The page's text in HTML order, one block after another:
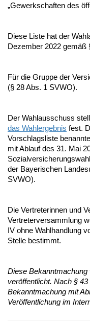
„Gewerkschaften des
Diese Liste hat der
Dezember 2022 gemäß
Für die Gruppe der
(§ 28 Abs. 1 SVWO).
Der Wahlausschuss
das Wahlergebnis fest.
Vorschlagsliste
mit Ablauf des 31. Mai
der Bayerischen
SVWO).
Die Vertreterinnen und
Vertreterversammlung
IV ohne Wahlhandlung
Stelle bestimmt.
Diese
veröffentlicht. Nach §
Bekanntmachung mit
Veröffentlichung im